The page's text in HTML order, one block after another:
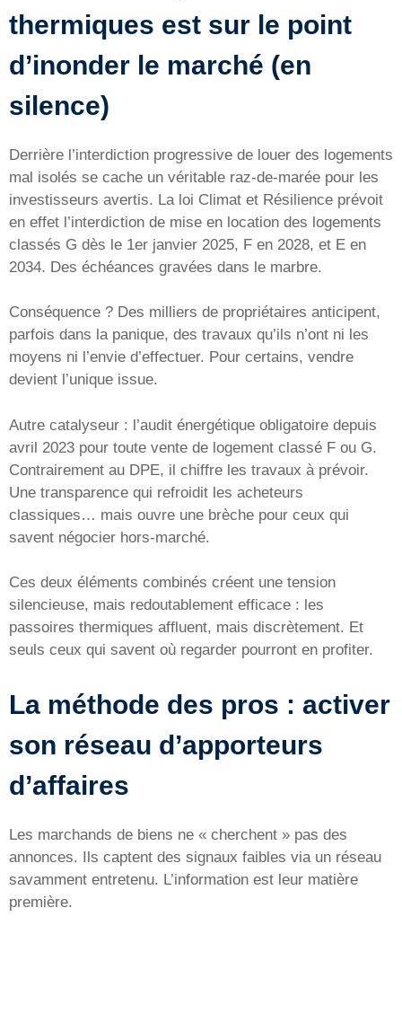
thermiques est sur le point
d’inonder le marché (en
silence)
Derrière l’interdiction progressive de louer des logements
mal isolés se cache un véritable raz-de-marée pour les
investisseurs avertis. La loi Climat et Résilience prévoit
en effet l’interdiction de mise en location des logements
classés G dès le 1er janvier 2025, F en 2028, et E en
2034. Des échéances gravées dans le marbre.
Conséquence ? Des milliers de propriétaires anticipent,
parfois dans la panique, des travaux qu’ils n’ont ni les
moyens ni l’envie d’effectuer. Pour certains, vendre
devient l’unique issue.
Autre catalyseur : l’audit énergétique obligatoire depuis
avril 2023 pour toute vente de logement classé F ou G.
Contrairement au DPE, il chiffre les travaux à prévoir.
Une transparence qui refroidit les acheteurs
classiques… mais ouvre une brèche pour ceux qui
savent négocier hors-marché.
Ces deux éléments combinés créent une tension
silencieuse, mais redoutablement efficace : les
passoires thermiques affluent, mais discrètement. Et
seuls ceux qui savent où regarder pourront en profiter.
La méthode des pros : activer
son réseau d’apporteurs
d’affaires
Les marchands de biens ne « cherchent » pas des
annonces. Ils captent des signaux faibles via un réseau
savamment entretenu. L’information est leur matière
première.